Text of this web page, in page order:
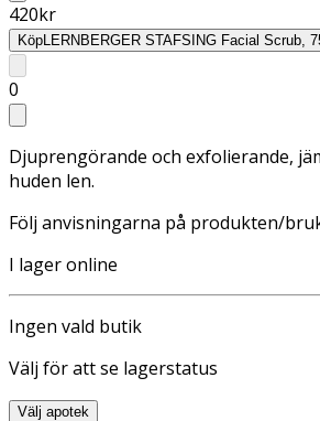
420kr
KöpLERNBERGER STAFSING Facial Scrub,
0
Djuprengörande och exfolierande,
huden len.
Följ anvisningarna på produkten/
I lager online
Ingen vald butik
Välj för att se lagerstatus
Välj apotek